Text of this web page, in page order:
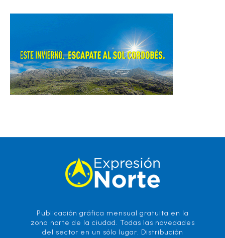
Publicación gráfica mensual gratuita en la
zona norte de la ciudad. Todas las novedades
del sector en un sólo lugar. Distribución